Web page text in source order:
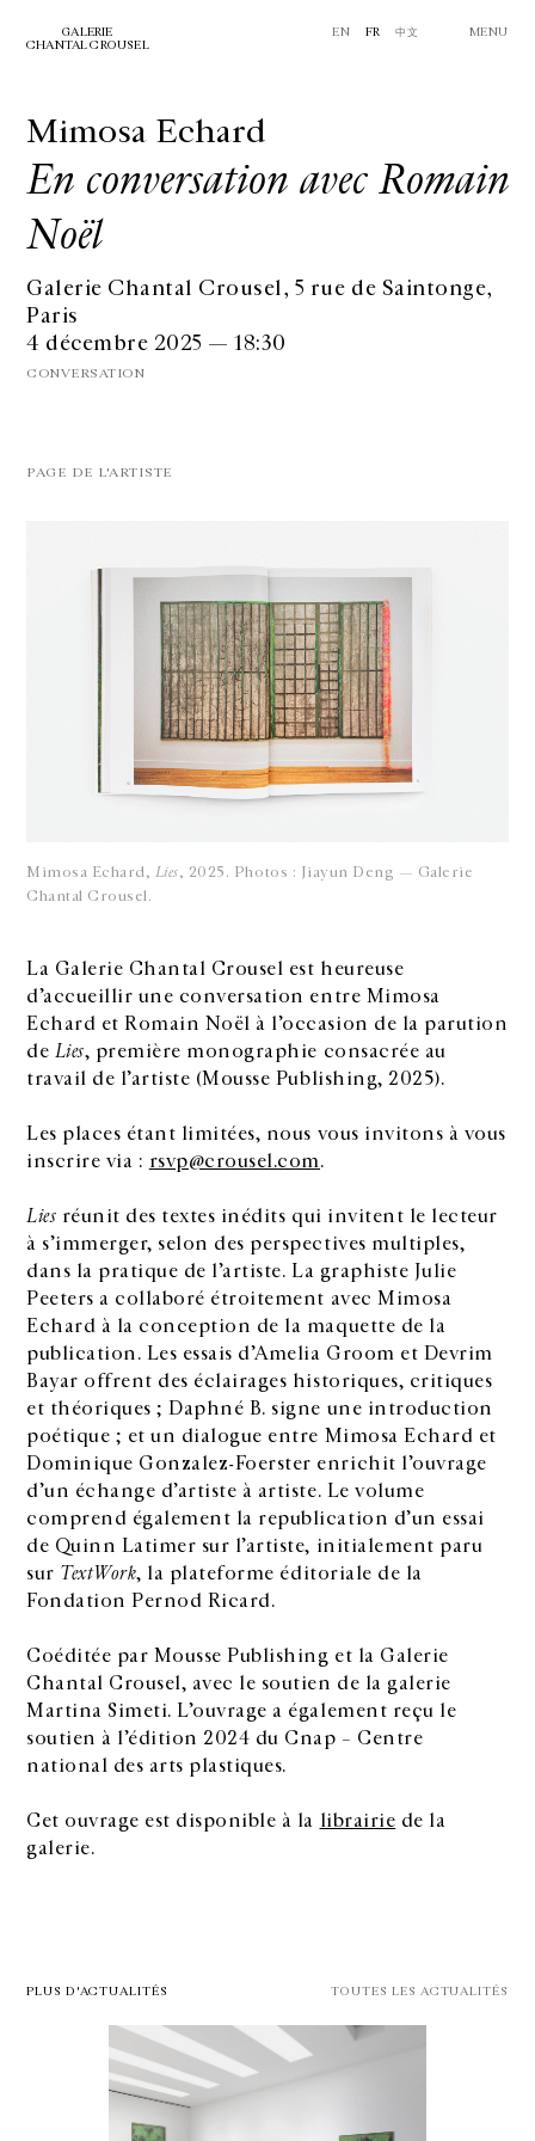
GALERIE
CHANTAL CROUSEL
EN FR 中文 MENU
Mimosa Echard
En conversation avec Romain
Noël
Galerie Chantal Crousel, 5 rue de Saintonge,
Paris
4 décembre 2025 — 18:30
CONVERSATION
Mimosa Echard, Lies, 2025. Photos : Jiayun Deng — Galerie
Chantal Crousel.
La Galerie Chantal Crousel est heureuse
d’accueillir une conversation entre Mimosa
Echard et Romain Noël à l’occasion de la parution
de Lies, première monographie consacrée au
travail de l’artiste (Mousse Publishing, 2025).
Les places étant limitées, nous vous invitons à vous
inscrire via : rsvp@crousel.com.
Lies réunit des textes inédits qui invitent le lecteur
à s’immerger, selon des perspectives multiples,
dans la pratique de l’artiste. La graphiste Julie
Peeters a collaboré étroitement avec Mimosa
Echard à la conception de la maquette de la
publication. Les essais d’Amelia Groom et Devrim
Bayar offrent des éclairages historiques, critiques
et théoriques ; Daphné B. signe une introduction
poétique ; et un dialogue entre Mimosa Echard et
Dominique Gonzalez-Foerster enrichit l’ouvrage
d’un échange d’artiste à artiste. Le volume
comprend également la republication d’un essai
de Quinn Latimer sur l’artiste, initialement paru
sur TextWork, la plateforme éditoriale de la
Fondation Pernod Ricard.
Coéditée par Mousse Publishing et la Galerie
Chantal Crousel, avec le soutien de la galerie
Martina Simeti. L’ouvrage a également reçu le
soutien à l’édition 2024 du Cnap – Centre
national des arts plastiques.
Cet ouvrage est disponible à la librairie de la
galerie.
PAGE DE L'ARTISTE
PLUS D'ACTUALITÉS TOUTES LES ACTUALITÉS